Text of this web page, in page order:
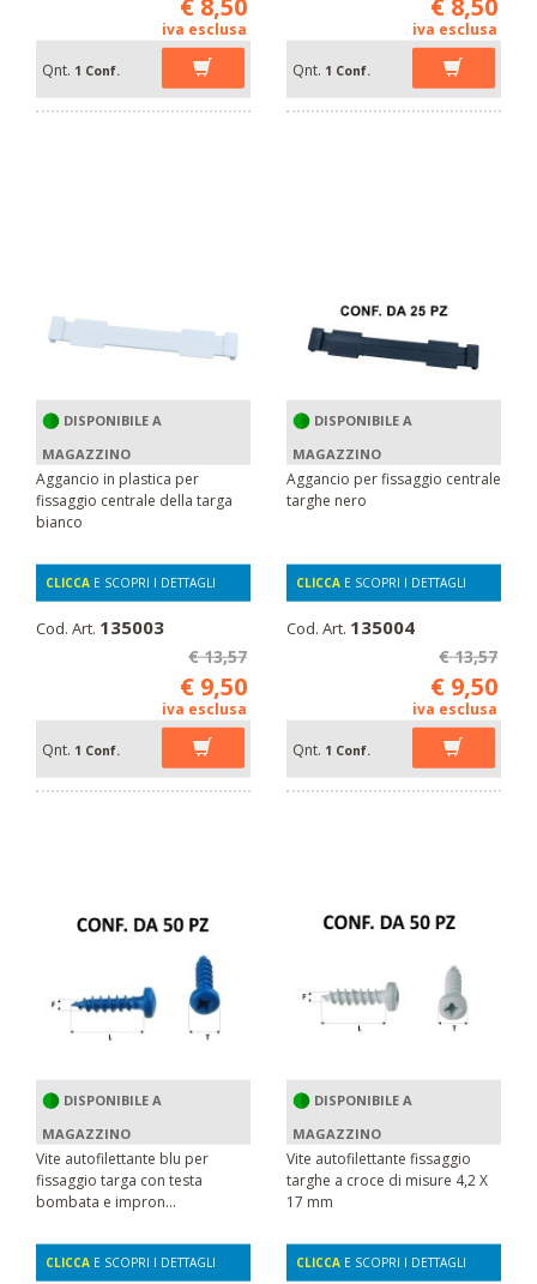
iva esclusa
Qnt. 1 Conf.
iva esclusa
Qnt. 1 Conf.
DISPONIBILE A
MAGAZZINO
Aggancio in plastica per
fissaggio centrale della targa
bianco
CLICCA E SCOPRI I DETTAGLI
Cod. Art. 135003
€ 13,57
€ 9,50
iva esclusa
Qnt. 1 Conf.
DISPONIBILE A
MAGAZZINO
Aggancio per fissaggio centrale
targhe nero
CLICCA E SCOPRI I DETTAGLI
Cod. Art. 135004
€ 13,57
€ 9,50
iva esclusa
Qnt. 1 Conf.
DISPONIBILE A
MAGAZZINO
Vite autofilettante blu per
fissaggio targa con testa
bombata e impron...
CLICCA E SCOPRI I DETTAGLI
DISPONIBILE A
MAGAZZINO
Vite autofilettante fissaggio
targhe a croce di misure 4,2 X
17 mm
CLICCA E SCOPRI I DETTAGLI